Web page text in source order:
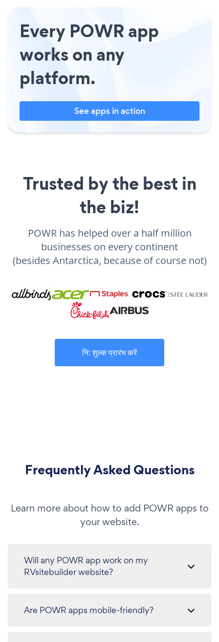
Every POWR app
works on any
platform.
See apps in action
Trusted by the best in
the biz!
POWR has helped over a half million
businesses on every continent
(besides Antarctica, because of course not)
नि: शुल्क प्रारंभ करें
Frequently Asked Questions
Learn more about how to add POWR apps to
your website.
Will any POWR app work on my
RVsitebuilder website?
Are POWR apps mobile-friendly?